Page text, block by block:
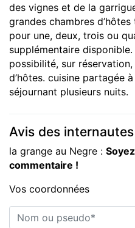
des vignes et de la
grandes chambres
pour une, deux, trois ou
supplémentaire
possibilité, sur
d’hôtes. cuisine partagée
séjournant plusieurs nuits.
Avis des internautes
la grange au Negre :
commentaire !
Vos coordonnées
Nom ou pseudo*